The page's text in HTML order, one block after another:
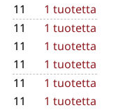
11
1 tuotetta
11
1 tuotetta
11
1 tuotetta
11
1 tuotetta
11
1 tuotetta
11
1 tuotetta